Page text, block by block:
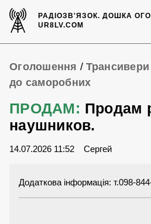
РАДІОЗВ'ЯЗОК.ДОШКА
UR8LV.COM
Оголошення /
до саморобних
ПРОДАМ: Продам
наушников.
14.07.2026 11:52 Сергей
Додаткова інформація: т.098-